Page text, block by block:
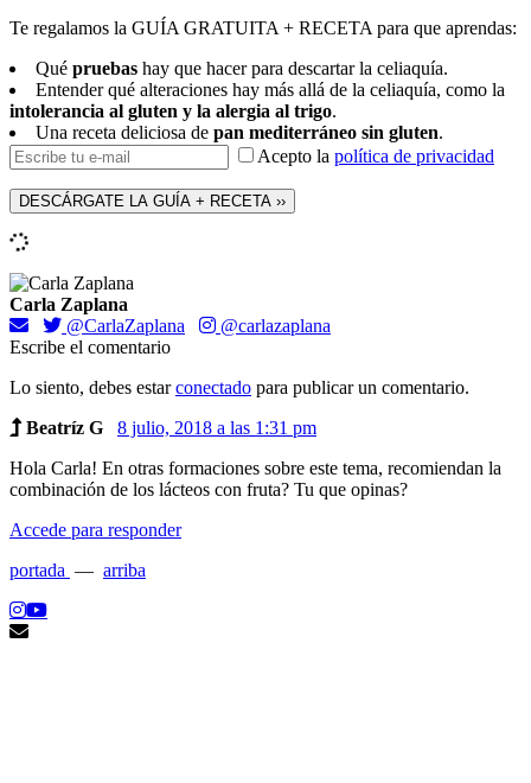
Te regalamos la GUÍA GRATUITA + RECETApara que aprendas:
Qué pruebas hay que hacer para descartar la celiaquía.
Entender qué alteraciones hay más allá de la celiaquía, como la
intolerancia al gluten y la alergia al trigo.
Una receta deliciosa de pan mediterráneo sin gluten.
Acepto la política de privacidad
Carla Zaplana
@CarlaZaplana
@carlazaplana
Escribe el comentario
Lo siento, debes estarconectado para publicar un comentario.
Beatríz G
8 julio, 2018 a las 1:31 pm
Hola Carla! En otras formaciones sobre este tema, recomiendan la
combinación de los lácteos con fruta? Tu que opinas?
Accede para responder
portada — arriba